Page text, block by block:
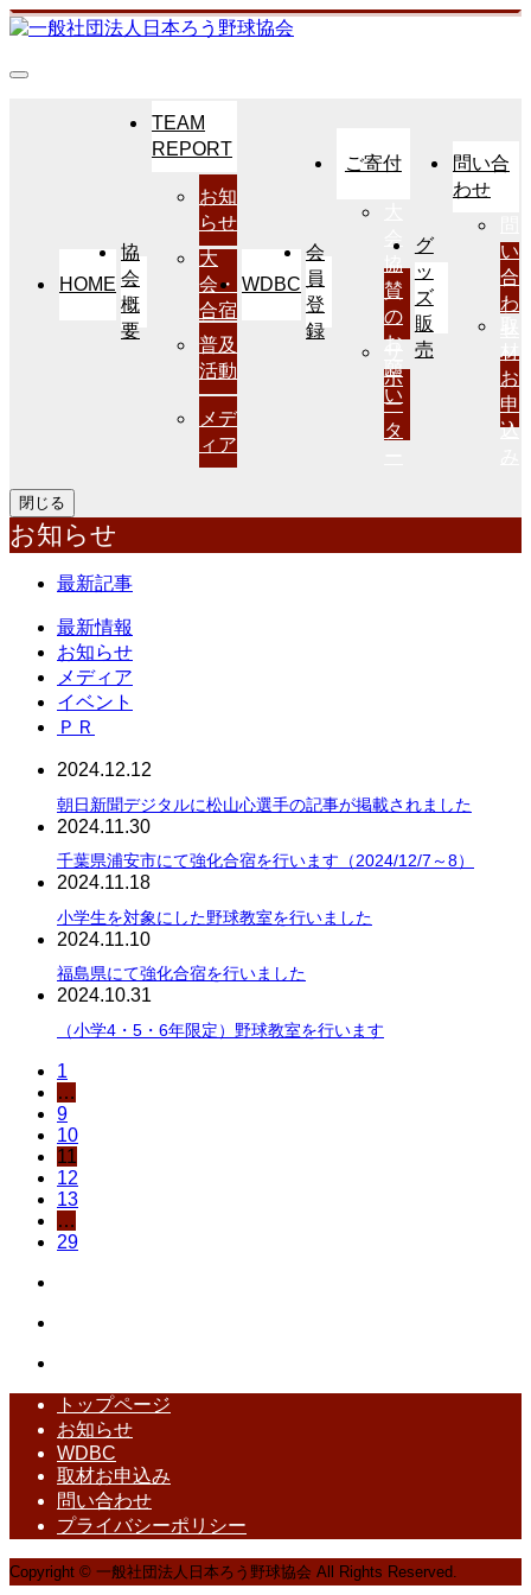
HOME
協
会
概
要
TEAM
REPORT
お知
らせ
大
会・
合宿
普及
活動
メデ
ィア
WDBC
会
員
登
録
ご寄付
協
賛
の
お
願
い
ポ
ー
タ
グ
ッ
ズ
販
売
問い合
わせ
い
合
わ
材
お
申
込
閉じる
お知らせ
最新記事
最新情報
お知らせ
メディア
イベント
ＰＲ
2024.12.12
朝日新聞デジタルに松山心選手の記事が掲載されました
2024.11.30
千葉県浦安市にて強化合宿を行います（2024/12/7～8）
2024.11.18
小学生を対象にした野球教室を行いました
2024.11.10
福島県にて強化合宿を行いました
2024.10.31
（小学4・5・6年限定）野球教室を行います
1
…
9
10
11
12
13
…
29
トップページ
お知らせ
WDBC
取材お申込み
問い合わせ
プライバシーポリシー
Copyright © 一般社団法人日本ろう野球協会 All Rights Reserved.